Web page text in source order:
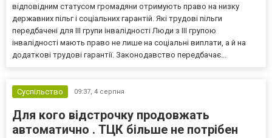
відповідним статусом громадяни отримують право на низку
державних пільг і соціальних гарантій. Які трудові пільги
передбачені для III групи інвалідності Люди з III групою
інвалідності мають право не лише на соціальні виплати, а й на
додаткові трудові гарантії. Законодавство передбачає...
Суспільство 09:37, 4 серпня
Для кого відстрочку продовжать
автоматично . ТЦК більше не потрібен